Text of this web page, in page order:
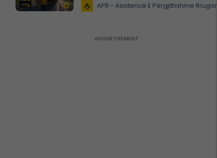
APR - Asistencë E Përgjithshme